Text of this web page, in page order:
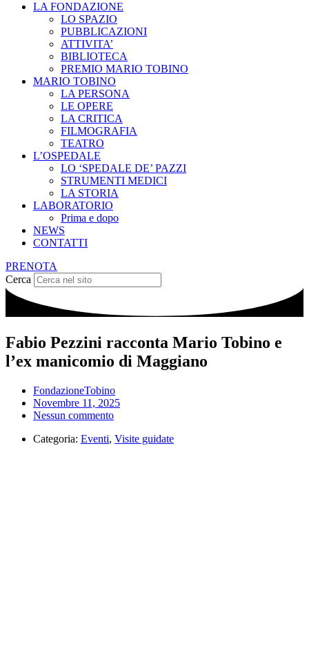
LA FONDAZIONE
LO SPAZIO
PUBBLICAZIONI
ATTIVITA’
BIBLIOTECA
PREMIO MARIO TOBINO
MARIO TOBINO
LA PERSONA
LE OPERE
LA CRITICA
FILMOGRAFIA
TEATRO
L’OSPEDALE
LO ‘SPEDALE DE’ PAZZI
STRUMENTI MEDICI
LA STORIA
LABORATORIO
Prima e dopo
NEWS
CONTATTI
PRENOTA
Cerca
Fabio Pezzini racconta Mario Tobino e
l’ex manicomio di Maggiano
FondazioneTobino
Novembre 11, 2025
Nessun commento
Categoria: Eventi, Visite guidate